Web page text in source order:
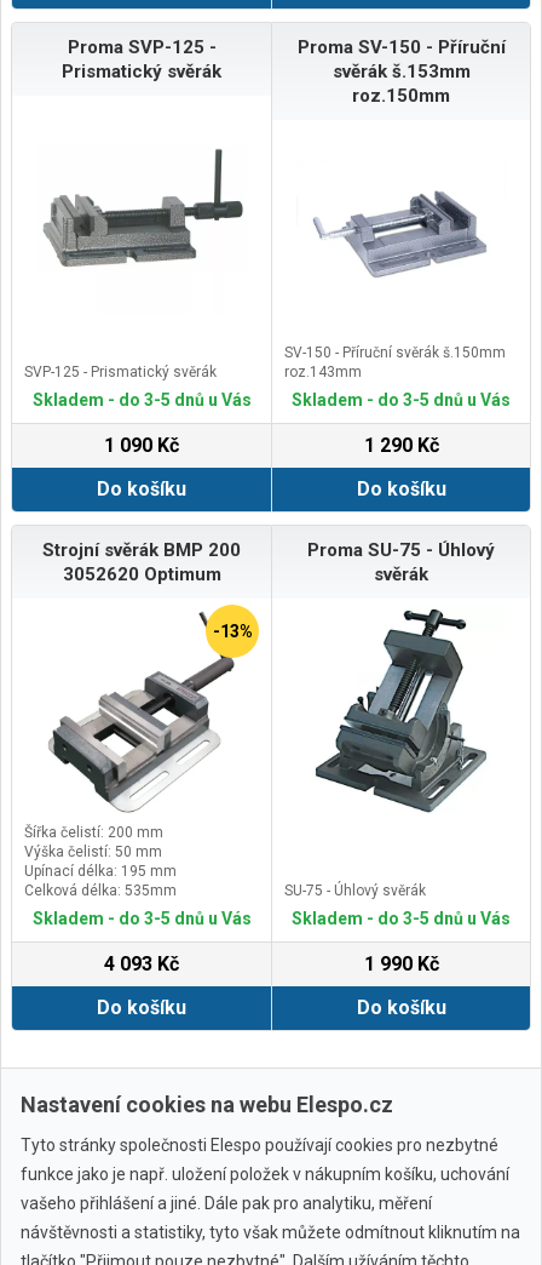
Proma SVP-125 -
Prismatický svěrák
SVP-125 - Prismatický svěrák
Skladem - do 3-5 dnů u Vás
1 090 Kč
Do košíku
Proma SV-150 - Příruční
svěrák š.153mm
roz.150mm
SV-150 - Příruční svěrák š.150mm
roz.143mm
Skladem - do 3-5 dnů u Vás
1 290 Kč
Do košíku
Strojní svěrák BMP 200
3052620 Optimum
-13%
Šířka čelistí: 200 mm
Výška čelistí: 50 mm
Upínací délka: 195 mm
Celková délka: 535mm
Skladem - do 3-5 dnů u Vás
4 093 Kč
Do košíku
Proma SU-75 - Úhlový
svěrák
SU-75 - Úhlový svěrák
Skladem - do 3-5 dnů u Vás
1 990 Kč
Do košíku
Další › Poslední »
Nastavení cookies na webu Elespo.cz
Tyto stránky společnosti Elespo používají cookies pro nezbytné
funkce jako je např. uložení položek v nákupním košíku, uchování
vašeho přihlášení a jiné. Dále pak pro analytiku, měření
návštěvnosti a statistiky, tyto však můžete odmítnout kliknutím na